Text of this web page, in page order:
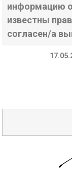
информацию
известны
согласен/а